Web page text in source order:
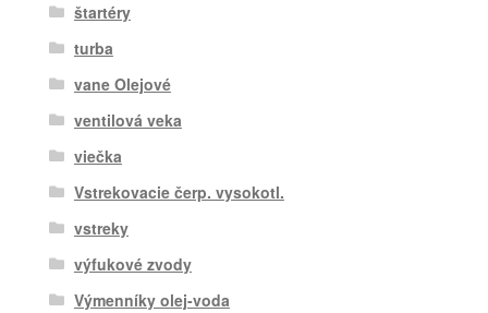
štartéry
turba
vane Olejové
ventilová veka
viečka
Vstrekovacie čerp. vysokotl.
vstreky
výfukové zvody
Výmenníky olej-voda